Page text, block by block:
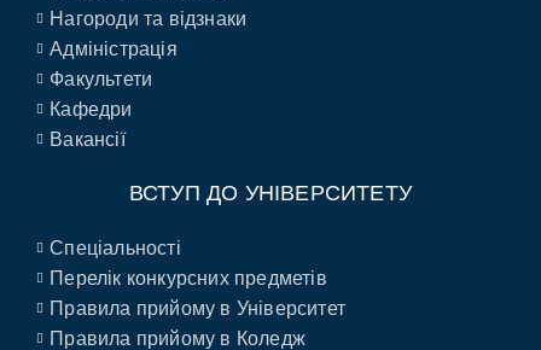
Нагороди та відзнаки
Адміністрація
Факультети
Кафедри
Вакансії
ВСТУП ДО УНІВЕРСИТЕТУ
Спеціальності
Перелік конкурсних предметів
Правила прийому в Університет
Правила прийому в Коледж